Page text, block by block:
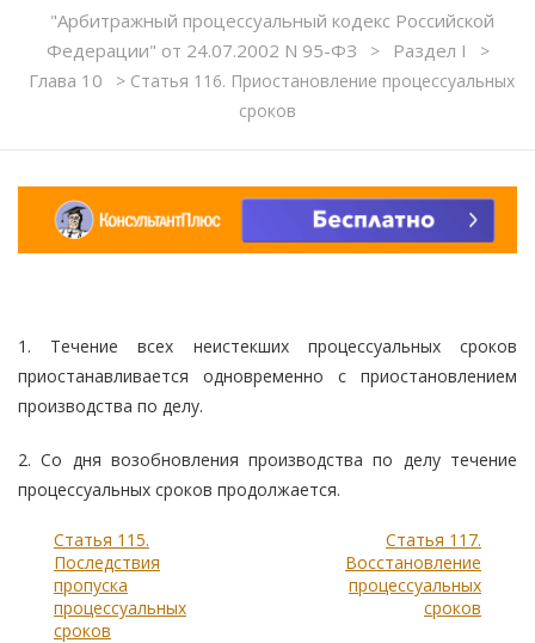
"Арбитражный процессуальный кодекс Российской
Федерации" от 24.07.2002 N 95-ФЗ
> Раздел I >
Глава 10 > Статья 116. Приостановление процессуальных
сроков
1. Течение всех неистекших процессуальных сроков
приостанавливается одновременно с приостановлением
производства по делу.
2. Со дня возобновления производства по делу течение
процессуальных сроков продолжается.
Статья 115.
Последствия
пропуска
процессуальных
сроков
Статья 117.
Восстановление
процессуальных
сроков